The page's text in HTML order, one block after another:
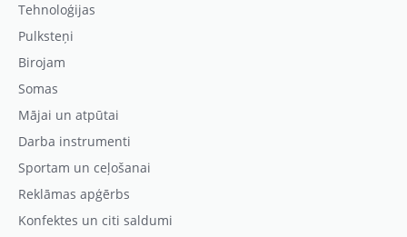
Tehnoloģijas
Pulksteņi
Birojam
Somas
Mājai un atpūtai
Darba instrumenti
Sportam un ceļošanai
Reklāmas apģērbs
Konfektes un citi saldumi